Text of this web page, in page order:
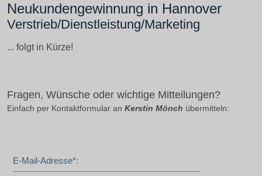
Neukundengewinnung in Hannover
Verstrieb/Dienstleistung/Marketing
... folgt in Kürze!
Fragen, Wünsche oder wichtige Mitteilungen?
Einfach per Kontaktformular an Kerstin Mönch übermitteln:
E-Mail-Adresse*: